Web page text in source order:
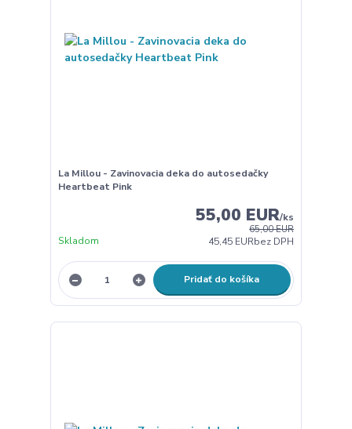
La Millou - Zavinovacia deka do autosedačky
Heartbeat Pink
65,00 EUR
55,00 EUR/ks
45,45 EURbez DPH
Skladom
Pridať do košíka